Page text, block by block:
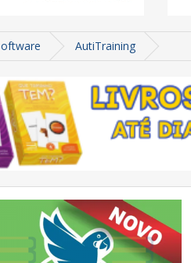
AutiTraining